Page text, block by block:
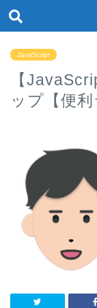
JavaScript
【
ップ【便利